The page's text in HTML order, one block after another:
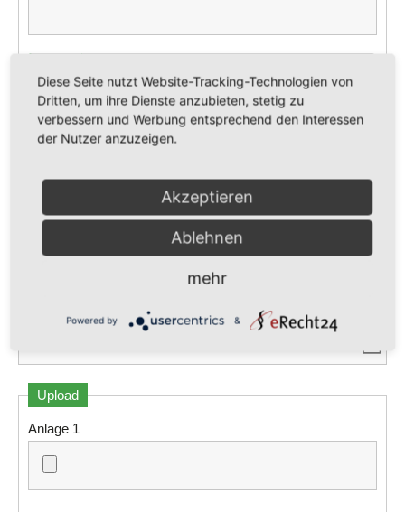
Schulabschluss
Upload
Anlage 1
Diese Seite nutzt Website-Tracking-Technologien von
Dritten, um ihre Dienste anzubieten, stetig zu
verbessern und Werbung entsprechend den Interessen
der Nutzer anzuzeigen.
Akzeptieren
Ablehnen
mehr
Powered by &